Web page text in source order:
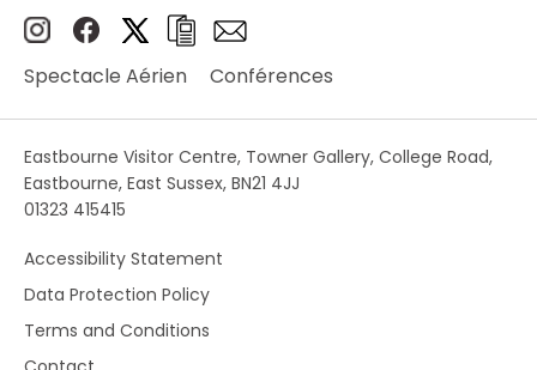
Spectacle Aérien Conférences
Eastbourne Visitor Centre, Towner Gallery, College Road,
Eastbourne, East Sussex, BN21 4JJ
01323 415415
Accessibility Statement
Data Protection Policy
Terms and Conditions